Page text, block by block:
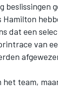
Hamilton
dat een
van
team,